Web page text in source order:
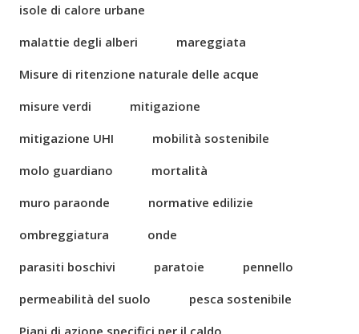
isole di calore urbane
malattie degli alberi
mareggiata
Misure di ritenzione naturale delle acque
misure verdi
mitigazione
mitigazione UHI
mobilità sostenibile
molo guardiano
mortalità
muro paraonde
normative edilizie
ombreggiatura
onde
parasiti boschivi
paratoie
pennello
permeabilità del suolo
pesca sostenibile
Piani di azione specifici per il caldo